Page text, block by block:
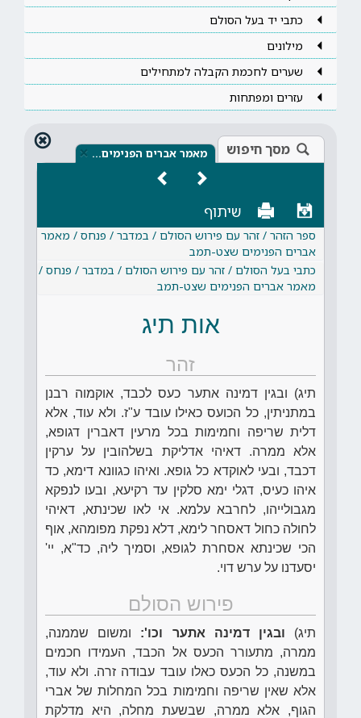
כתבי יד בעל הסולם
מילונים
שערים לחכמת הקבלה למתחילים
עזרים ומפתחות
מסך חיפוש מאמר אברים הפנימים… ×
שיתוף
ספר הזהר / זהר עם פירוש הסולם / במדבר / פנחס / מאמר
אברים הפנימים שצט-תמב
כתבי בעל הסולם / זהר עם פירוש הסולם / במדבר / פנחס /
מאמר אברים הפנימים שצט-תמב
אות תיג
זהר
תיג) ובגין דמינה אתער כעס לכבד, אוקמוה רבנן
במתניתין, כל הכועס כאילו עובד ע"ז. ולא עוד, אלא
דלית שריפה וחמימות בכל מרעין דאברין דגופא,
אלא ממרה. דאיהי אדליקת בשלהובין על ערקין
דכבד, ובעי לאוקדא כל גופא. ואיהו כגוונא דימא, כד
איהו כעיס, דגלי ימא סלקין עד רקיעא, ובעו לנפקא
מגבולייהו, לחרבא עלמא. אי לאו שכינתא, דאיהי
לחולה כחול דאסחר לימא, דלא נפקת מפומהא, אוף
הכי שכינתא אסחרת לגופא, וסמיך ליה, כד"א, יי'
יסעדנו על ערש דוי.
פירוש הסולם
תיג) ובגין דמינה אתער וכו': ומשום שממנה,
ממרה, מתעורר הכעס אל הכבד, העמידו חכמים
במשנה, כל הכעס כאלו עובד עבודה זרה. ולא עוד,
אלא שאין שריפה וחמימות בכל המחלות של אברי
הגוף, אלא ממרה, שבשעת מחלה, היא מדלקת